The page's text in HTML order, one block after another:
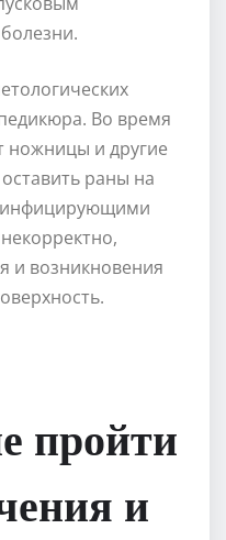
Во время
ножницы и другие
раны на
и возникновения
пройти
и